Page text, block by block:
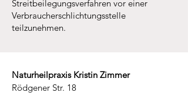
Streitbeilegungsverfahren vor einer
Verbraucherschlichtungsstelle
teilzunehmen.
Naturheilpraxis Kristin Zimmer
Rödgener Str. 18